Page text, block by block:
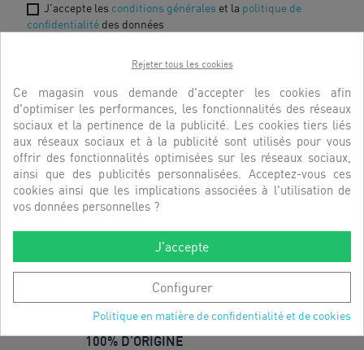
appel local
J'accepte les conditions générales et la politique de
confidentialité des données
Vos données sont enregistrées à des fins de traitement
conformément à la règlementation applicable.En validant ce
formulaire, je reconnais avoir pris connaissance et accepter
notre politique de protection de mes données personnelles.
Ce formulaire est protégé par Google reCAPTCHA et les
règles de confidentialités et les conditions d'utilisation de
Google s'y appliquent.
PIÈCES GARANTIES
100% D’ORIGINE
Rejeter tous les cookies
Ce magasin vous demande d'accepter les cookies afin
d'optimiser les performances, les fonctionnalités des réseaux
sociaux et la pertinence de la publicité. Les cookies tiers liés
aux réseaux sociaux et à la publicité sont utilisés pour vous
offrir des fonctionnalités optimisées sur les réseaux sociaux,
ainsi que des publicités personnalisées. Acceptez-vous ces
cookies ainsi que les implications associées à l'utilisation de
vos données personnelles ?
J'accepte
Configurer
Politique en matière de confidentialité et de cookies